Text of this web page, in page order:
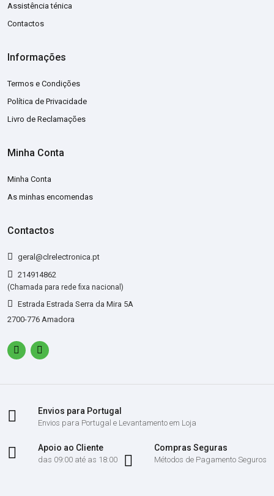
Assistência ténica
Contactos
Informações
Termos e Condições
Política de Privacidade
Livro de Reclamações
Minha Conta
Minha Conta
As minhas encomendas
Contactos
geral@clrelectronica.pt
214914862
(Chamada para rede fixa nacional)
Estrada Estrada Serra da Mira 5A
2700-776 Amadora
Envios para Portugal
Envios para Portugal e Levantamento em Loja
Apoio ao Cliente
das 09:00 até as 18:00
Compras Seguras
Métodos de Pagamento Seguros